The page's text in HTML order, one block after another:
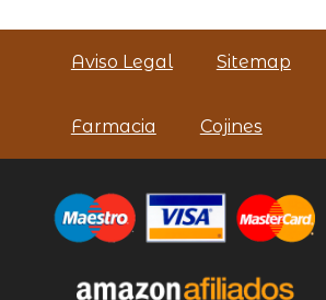
Aviso Legal Sitemap
Farmacia Cojines